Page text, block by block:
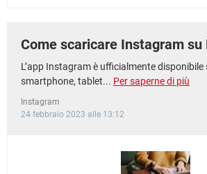
Come scaricare Instagram su
L’app Instagram è ufficialmente
smartphone, tablet... Per saperne di più
Instagram
24 febbraio 2023 alle 13:12